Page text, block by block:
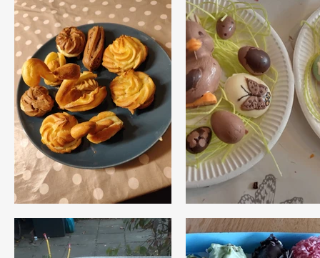
Pate à Choux ( Brandteig ) Ostereier giessen